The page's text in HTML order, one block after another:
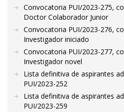
Convocatoria PUI/2023-275,
Doctor Colaborador Junior
Convocatoria PUI/2023-276,
Investigador iniciado
Convocatoria PUI/2023-277,
Investigador novel
Lista definitiva de aspirantes
PUI/2023-252
Lista definitiva de aspirantes
PUI/2023-259